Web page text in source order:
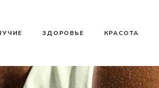
ЗДОРОВЬЕ КРАСОТА